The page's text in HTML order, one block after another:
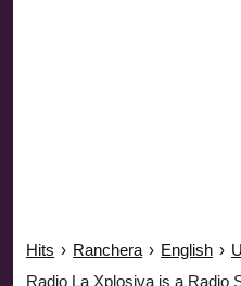
Hits › Ranchera › English ›
Radio La Xplosiva is a Radio